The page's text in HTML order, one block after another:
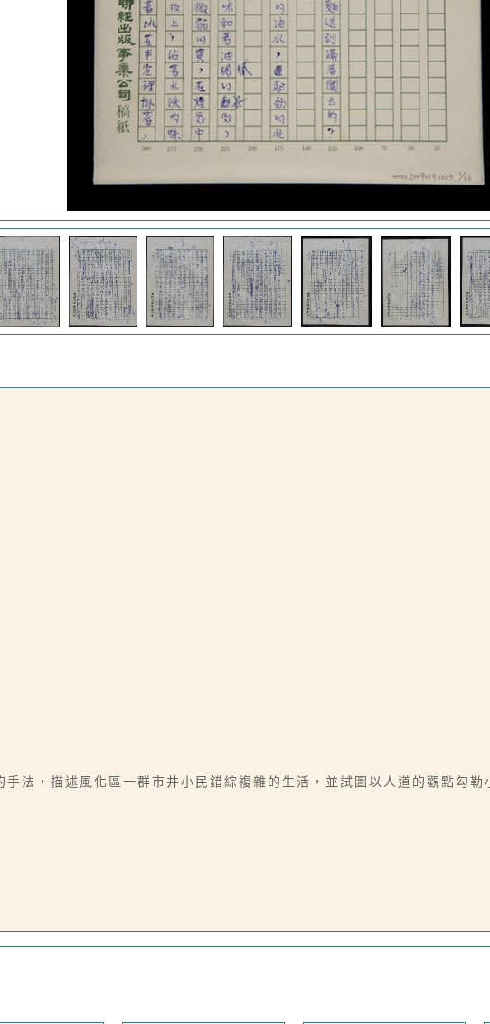
法，描述風化區一群市井小民錯綜複雜的生活，並試圖以人道的觀點勾